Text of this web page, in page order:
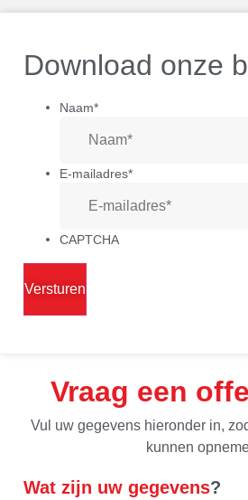
Download onze
Naam*
E-mailadres*
CAPTCHA
Vraag een
Vul uw gegevens hieronder in,
kunnen
Wat zijn uw gegevens?